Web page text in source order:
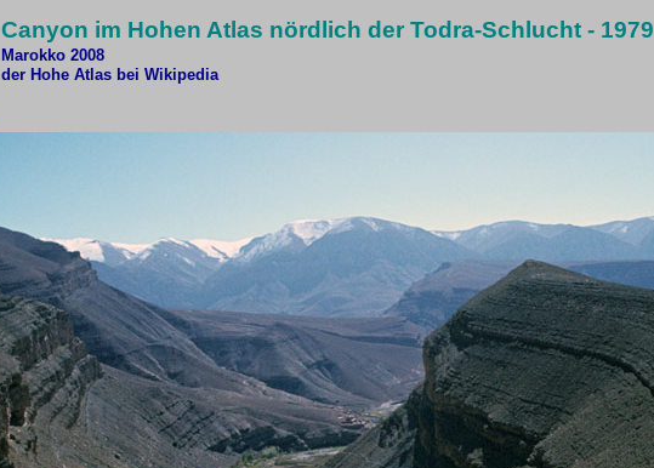
Canyon im Hohen Atlas nördlich der Todra-Schlucht - 1979
Marokko 2008
der Hohe Atlas bei Wikipedia